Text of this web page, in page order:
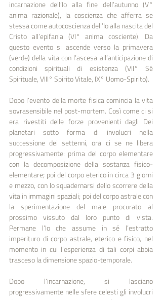
incarnazione dell’Io alla fine dell’autunno (V°
anima razionale), la coscienza che afferra se
stessa come autocoscienza dell’Io alla nascita del
Cristo all’epifania (VI° anima cosciente). Da
questo evento si ascende verso la primavera
(verde) della vita con l’ascesa all’anticipazione di
condizioni spirituali di esistenza (VII° Sé
Spirituale, VIII° Spirito Vitale, IX° Uomo-Spirito).
Dopo l’evento della morte fisica comincia la vita
sovrasensibile nel post-mortem. Così come ci si
era rivestiti delle forze provenienti dagli Dei
planetari sotto forma di involucri nella
successione dei settenni, ora ci se ne libera
progressivamente: prima del corpo elementare
con la decomposizione della sostanza fisico-
elementare; poi del corpo eterico in circa 3 giorni
e mezzo, con lo squadernarsi dello scorrere della
vita in immagini spaziali; poi del corpo astrale con
la sperimentazione del male procurato al
prossimo vissuto dal loro punto di vista.
Permane l’Io che assume in sé l’estratto
imperituro di corpo astrale, eterico e fisico, nel
momento in cui l’esperienza di tali corpi abbia
trasceso la dimensione spazio-temporale.
Dopo l’incarnazione, si lasciano
progressivamente nelle sfere celesti gli involucri